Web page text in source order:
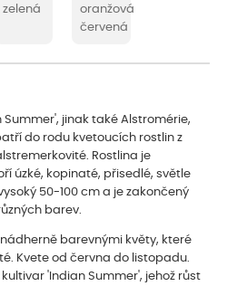
zelená
oranžová
červená
jinak také Alstromérie,
do rodu kvetoucích rostlin z
Rostlina je
úzké, kopinaté, přisedlé, světle
50-100 cm a je zakončený
barev.
barevnými květy, které
Kvete od června do listopadu.
'Indian Summer', jehož růst